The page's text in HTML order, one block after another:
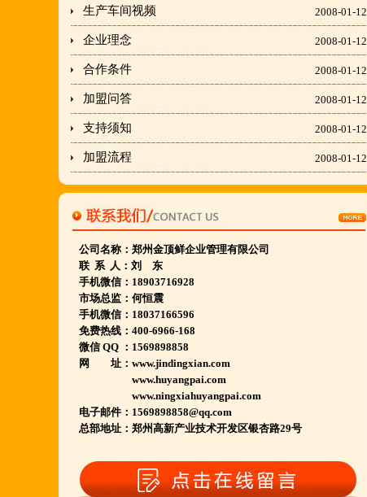
隶属于金顶鲜企业集团下属
胡羊排餐饮管理有限公司所持有.
金顶鲜宁夏特色系列胡羊排烧烤火锅复合餐厅
金顶鲜餐饮全国连锁500家,
国家注册商标,
有13年正规连锁加盟经验,
真实开店500家后,
我们很专业,
若您开店无必胜把握,
请致电我们:4006966168
陕西西安市 宁夏银川市 山东聊城市等店.....
江苏泗洪 沭阳 浙江宁波温州等店.....
河南南阳多家 焦作周口多家店.....
郑州港区 许昌洛阳开封多家店.....
河北石家庄 唐山迁安多家店.....
安徽亳州清真店 湖北襄阳店.....
生产车间视频 2008-01-12
企业理念 2008-01-12
合作条件 2008-01-12
加盟问答 2008-01-12
支持须知 2008-01-12
加盟流程 2008-01-12
公司名称： 郑州金顶鲜企业管理有限公司
联 系 人：刘 东
手机微信：18903716928
市场总监：何恒震
手机微信：18037166596
免费热线：400-6966-168
微信 QQ ：1569898858
网 址：www.jindingxian.com
www.huyangpai.com
www.ningxiahuyangpai.com
电子邮件：1569898858@qq.com
总部地址：郑州高新产业技术开发区银杏路29号